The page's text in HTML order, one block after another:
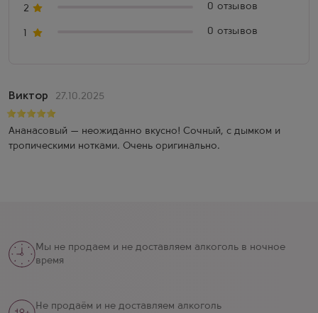
Виктор 27.10.2025
Ананасовый — неожиданно вкусно! Сочный, с дымком и
тропическими нотками. Очень оригинально.
2 0 отзывов
1 0 отзывов
Мы не продаем и не доставляем алкоголь в ночное
время
Не продаём и не доставляем алкоголь